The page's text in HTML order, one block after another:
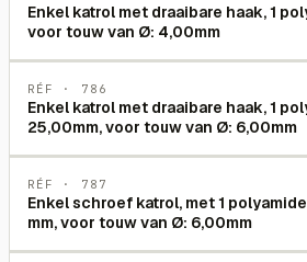
Enkel katrol met draaibare haak, 1
voor touw van Ø: 4,00mm
RÉF · 786
Enkel katrol met draaibare haak, 1
25,00mm, voor touw van Ø: 6,00mm
RÉF · 787
Enkel schroef katrol, met 1
mm, voor touw van Ø: 6,00mm